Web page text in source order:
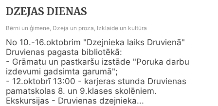
DZEJAS DIENAS
Bērni un ģimene, Dzeja un proza, Izklaide un kultūra
No 10.-16.oktobrim "Dzejnieka laiks Druvienā"
Druvienas pagasta bibliotēkā:
- Grāmatu un pastkaršu izstāde "Poruka darbu
izdevumi gadsimta garumā";
- 12.oktobrī 13:00 - karjeras stunda Druvienas
pamatskolas 8. un 9.klases skolēniem.
Ekskursijas - Druvienas dzejnieka...